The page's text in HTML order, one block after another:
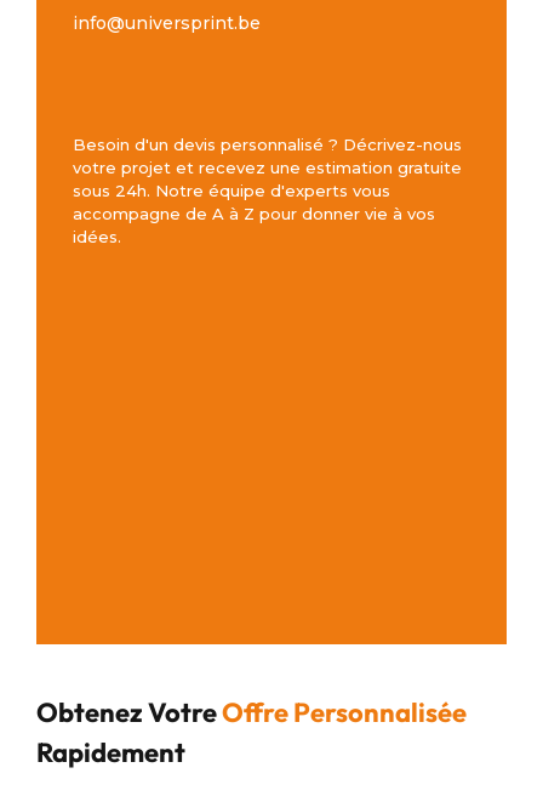
info@universprint.be
Besoin d'un devis personnalisé ? Décrivez-nous
votre projet et recevez une estimation gratuite
sous 24h. Notre équipe d'experts vous
accompagne de A à Z pour donner vie à vos
idées.
Obtenez VotreOffre Personnalisée
Rapidement